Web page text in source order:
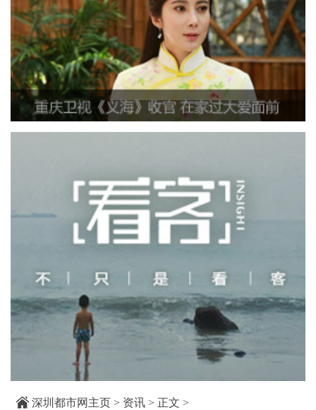
深圳都市网主页 > 资讯 > 正文 >